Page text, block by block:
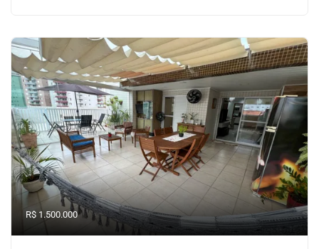
R$ 1.500.000